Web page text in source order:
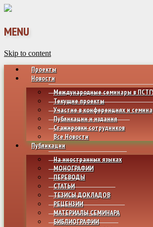
MENU
Skip to content
Проекты
Новости
Международные семинары в
Текущие проекты
Участие в конференциях и
Публикации и издания
Стажировки сотрудников
Все Новости
Публикации
На иностранных языках
МОНОГРАФИИ
ПЕРЕВОДЫ
СТАТЬИ
ТЕЗИСЫ ДОКЛАДОВ
РЕЦЕНЗИИ
МАТЕРИАЛЫ СЕМИНАРА
БИБЛИОГРАФИИ